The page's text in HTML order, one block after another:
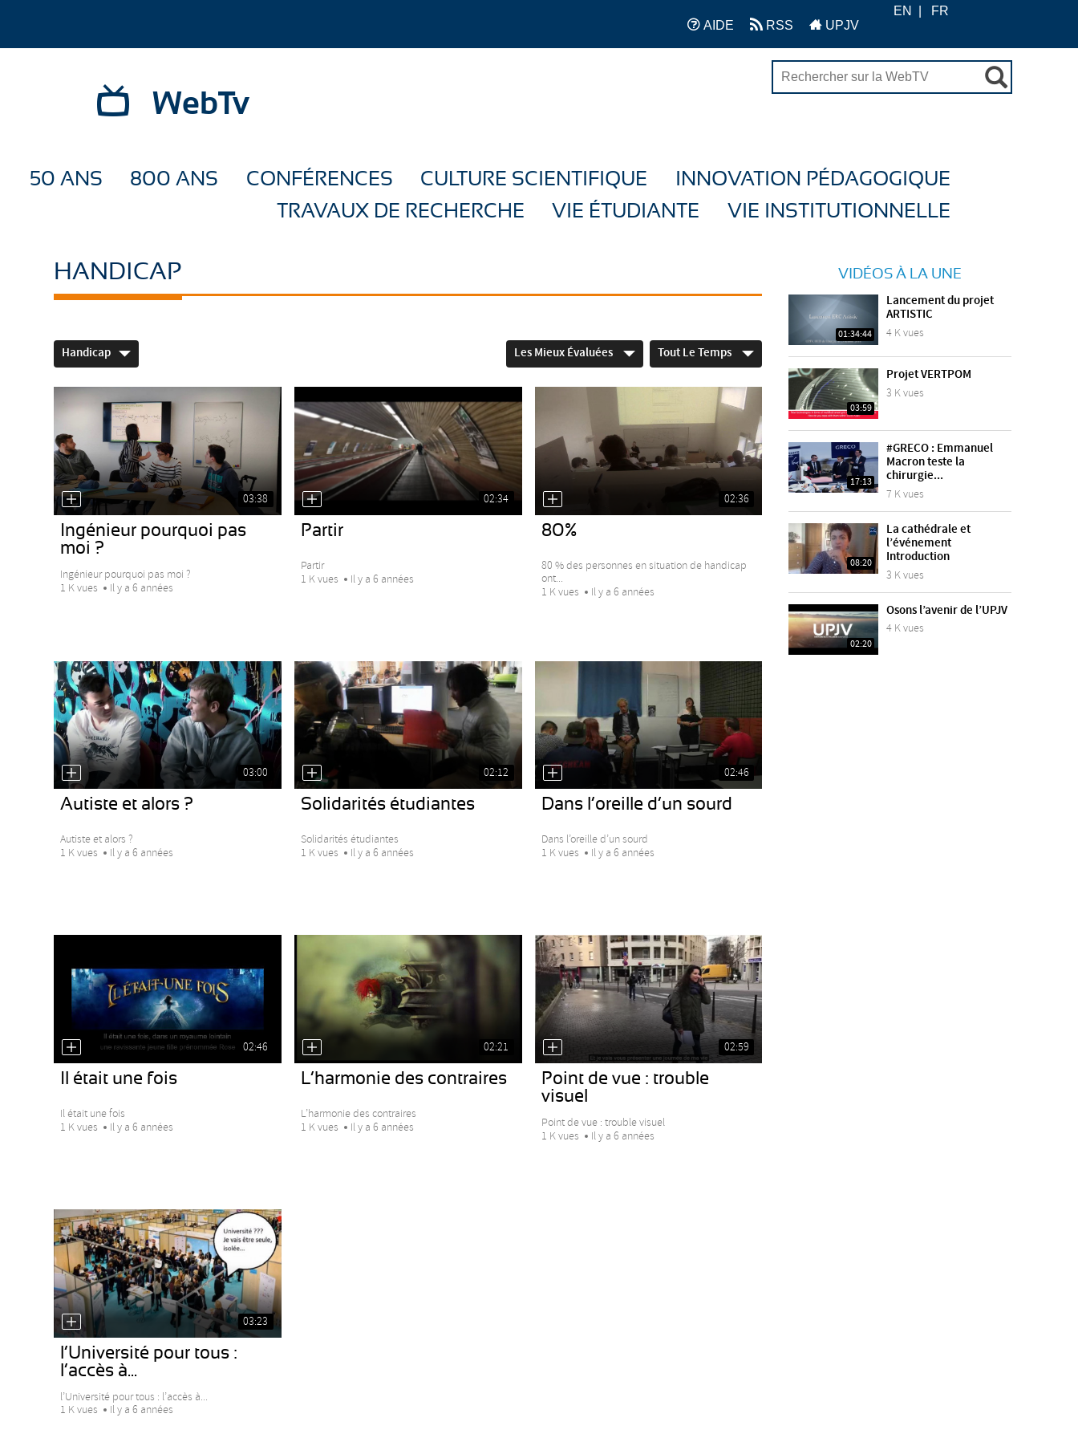
AIDE RSS UPJV
EN FR
WebTv
50 ANS 800 ANS CONFÉRENCES CULTURE SCIENTIFIQUE
INNOVATION PÉDAGOGIQUE
TRAVAUX DE RECHERCHE
VIE ÉTUDIANTE VIE INSTITUTIONNELLE
HANDICAP
Handicap Les Mieux Évaluées Tout Le Temps
03:38
Ingénieur pourquoi pas
moi ?
Ingénieur pourquoi pas moi ?
1 K vues
Il y a 6 années
02:34
Partir
Partir
1 K vues
Il y a 6 années
02:36
80%
80 % des personnes en situation de handicap
ont...
1 K vues
Il y a 6 années
03:00
Autiste et alors ?
Autiste et alors ?
1 K vues
Il y a 6 années
02:12
Solidarités étudiantes
Solidarités étudiantes
1 K vues
Il y a 6 années
02:46
Dans l’oreille d’un sourd
Dans l’oreille d’un sourd
1 K vues
Il y a 6 années
02:46
Il était une fois
Il était une fois
1 K vues
Il y a 6 années
02:21
L’harmonie des contraires
L’harmonie des contraires
1 K vues
Il y a 6 années
02:59
Point de vue : trouble
visuel
Point de vue : trouble visuel
1 K vues
Il y a 6 années
03:23
l’Université pour tous :
l’accès à...
l’Université pour tous : l’accès à...
1 K vues
Il y a 6 années
VIDÉOS À LA UNE
01:34:44
Lancement du projet
ARTISTIC
4 K vues
03:59
Projet VERTPOM
3 K vues
17:13
#GRECO : Emmanuel
Macron teste la
chirurgie...
7 K vues
08:20
La cathédrale et
l’événement
Introduction
3 K vues
02:20
Osons l’avenir de l’UPJV
4 K vues